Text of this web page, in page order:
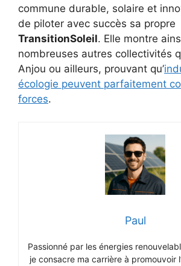
commune durable, solaire et
de piloter avec succès sa propre
TransitionSoleil. Elle montre
nombreuses autres collectivités
Anjou ou ailleurs, prouvant qu’
écologie peuvent parfaitement
forces.
Paul
Passionné par les énergies
je consacre ma carrière à promouvoir